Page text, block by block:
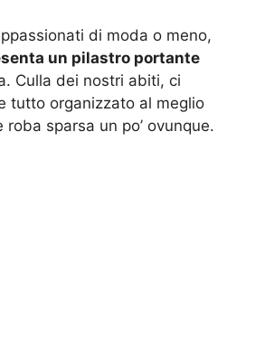
di moda o meno,
un pilastro portante
Culla dei nostri abiti, ci
tutto organizzato al meglio
sparsa un po’ ovunque.